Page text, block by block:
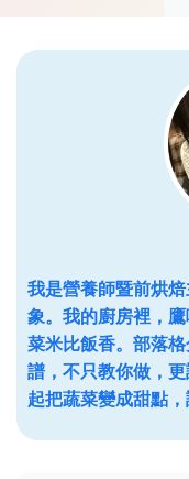
我是營養師暨前烘
象。我的廚房裡，
菜米比飯香。部落
譜，不只教你做，
起把蔬菜變成甜點，